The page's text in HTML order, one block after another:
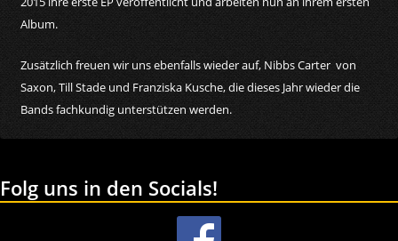
Album.
Zusätzlich freuen wir uns ebenfalls wieder auf, Nibbs Carter von
Saxon, Till Stade und Franziska Kusche, die dieses Jahr wieder die
Bands fachkundig unterstützen werden.
Folg uns in den Socials!